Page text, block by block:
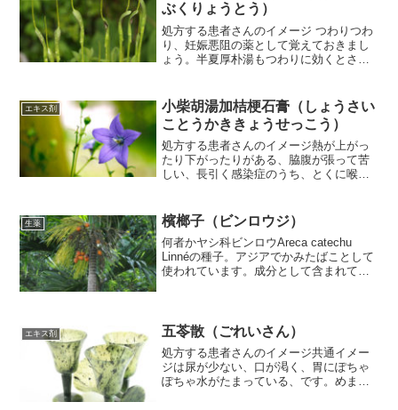
ぶくりょうとう）
処方する患者さんのイメージ つわりつわ
り、妊娠悪阻の薬として覚えておきまし
ょう。半夏厚朴湯もつわりに効くとされ
なっています。名前は長いですが、たっ
た3種類の生薬からでき...
エキス剤
小柴胡湯加桔梗石膏（しょうさい
ことうかききょうせっこう）
処方する患者さんのイメージ熱が上がっ
たり下がったりがある、脇腹が張って苦
しい、長引く感染症のうち、とくに喉の
症、感染症に使う小柴胡湯に桔梗の排
膿・鎮咳効果、咽頭痛を抑え...
生薬 檳榔子（ビンロウジ）
何者かヤシ科ビンロウAreca catechu
Linnéの種子。アジアでかみたばことして
使われています。成分として含まれてい
す。膨...
エキス剤 五苓散（ごれいさん）
処方する患者さんのイメージ共通イメー
ジは尿が少ない、口が渇く、胃にぽちゃ
ぽちゃ水がたまっている、です。めま